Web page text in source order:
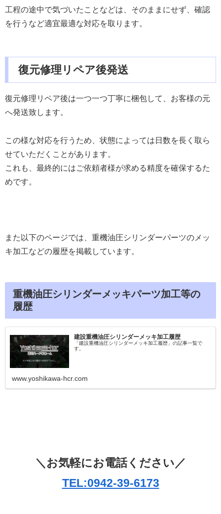
工程の途中で気づいたことなどは、そのままにせず、確認
を行うなど適宜最適な対応を取ります。
復元修理リペア後発送
復元修理リペア後は一つ一つ丁寧に梱包して、お客様の元
へ発送致します。
この様な対応を行うため、状態によっては日数を長く取ら
せていただくことがあります。
これも、最終的にはご依頼者様が求める精度を確保するた
めです。
また以下のページでは、重機油圧シリンダーパーツのメッ
キ加工などの履歴を掲載しています。
重機油圧シリンダーメッキパーツ加工等の
履歴
建設重機油圧シリンダーメッキ加工履歴
「建設重機油圧シリンダーメッキ加工履歴」の記事一覧で
す。
www.yoshikawa-hcr.com
＼お気軽にお電話ください／
TEL:0942-39-6173